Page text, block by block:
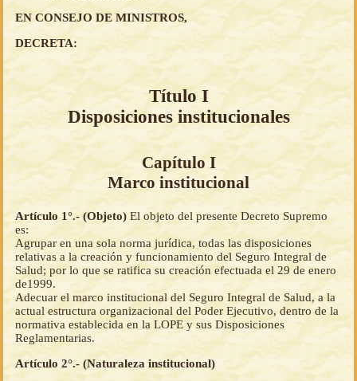
EN CONSEJO DE MINISTROS,
DECRETA:
Título I
Disposiciones institucionales
Capítulo I
Marco institucional
Artículo 1°.- (Objeto) El objeto del presente Decreto Supremo
es:
Agrupar en una sola norma jurídica, todas las disposiciones
relativas a la creación y funcionamiento del Seguro Integral de
Salud; por lo que se ratifica su creación efectuada el 29 de enero
de1999.
Adecuar el marco institucional del Seguro Integral de Salud, a la
actual estructura organizacional del Poder Ejecutivo, dentro de la
normativa establecida en la LOPE y sus Disposiciones
Reglamentarias.
Artículo 2°.- (Naturaleza institucional)